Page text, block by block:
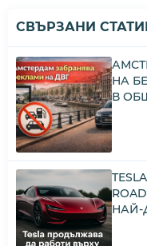
СВЪРЗАНИ
НА
В
НАЙ-